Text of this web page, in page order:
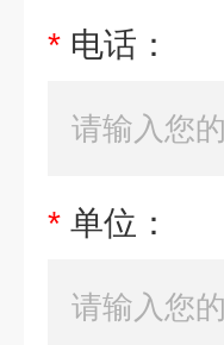
* 电话：
* 单位：